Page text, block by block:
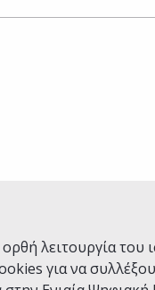
λειτουργία του
για να